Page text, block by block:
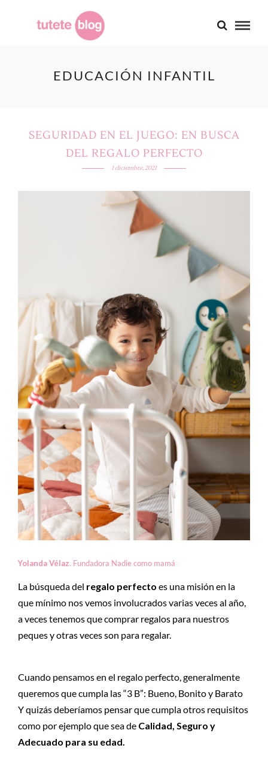
EDUCACIÓN INFANTIL
SEGURIDAD EN EL JUEGO: EN BUSCA
DEL REGALO PERFECTO
1 diciembre, 2021
Yolanda Vélaz. Fundadora Nadie como mamá
La búsqueda del regalo perfecto es una misión en la
que mínimo nos vemos involucrados varias veces al año,
a veces tenemos que comprar regalos para nuestros
peques y otras veces son para regalar.
Cuando pensamos en el regalo perfecto, generalmente
queremos que cumpla las “3 B”: Bueno, Bonito y Barato
Y quizás deberíamos pensar que cumpla otros requisitos
como por ejemplo que sea de Calidad, Seguro y
Adecuado para su edad.